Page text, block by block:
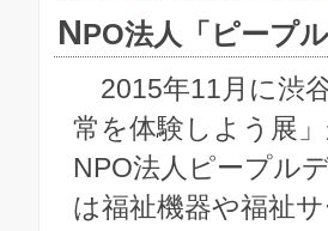
NPO法人「ピープ
2015年11月に渋
常を体験しよう展
NPO法人ピープル
は福祉機器や福祉